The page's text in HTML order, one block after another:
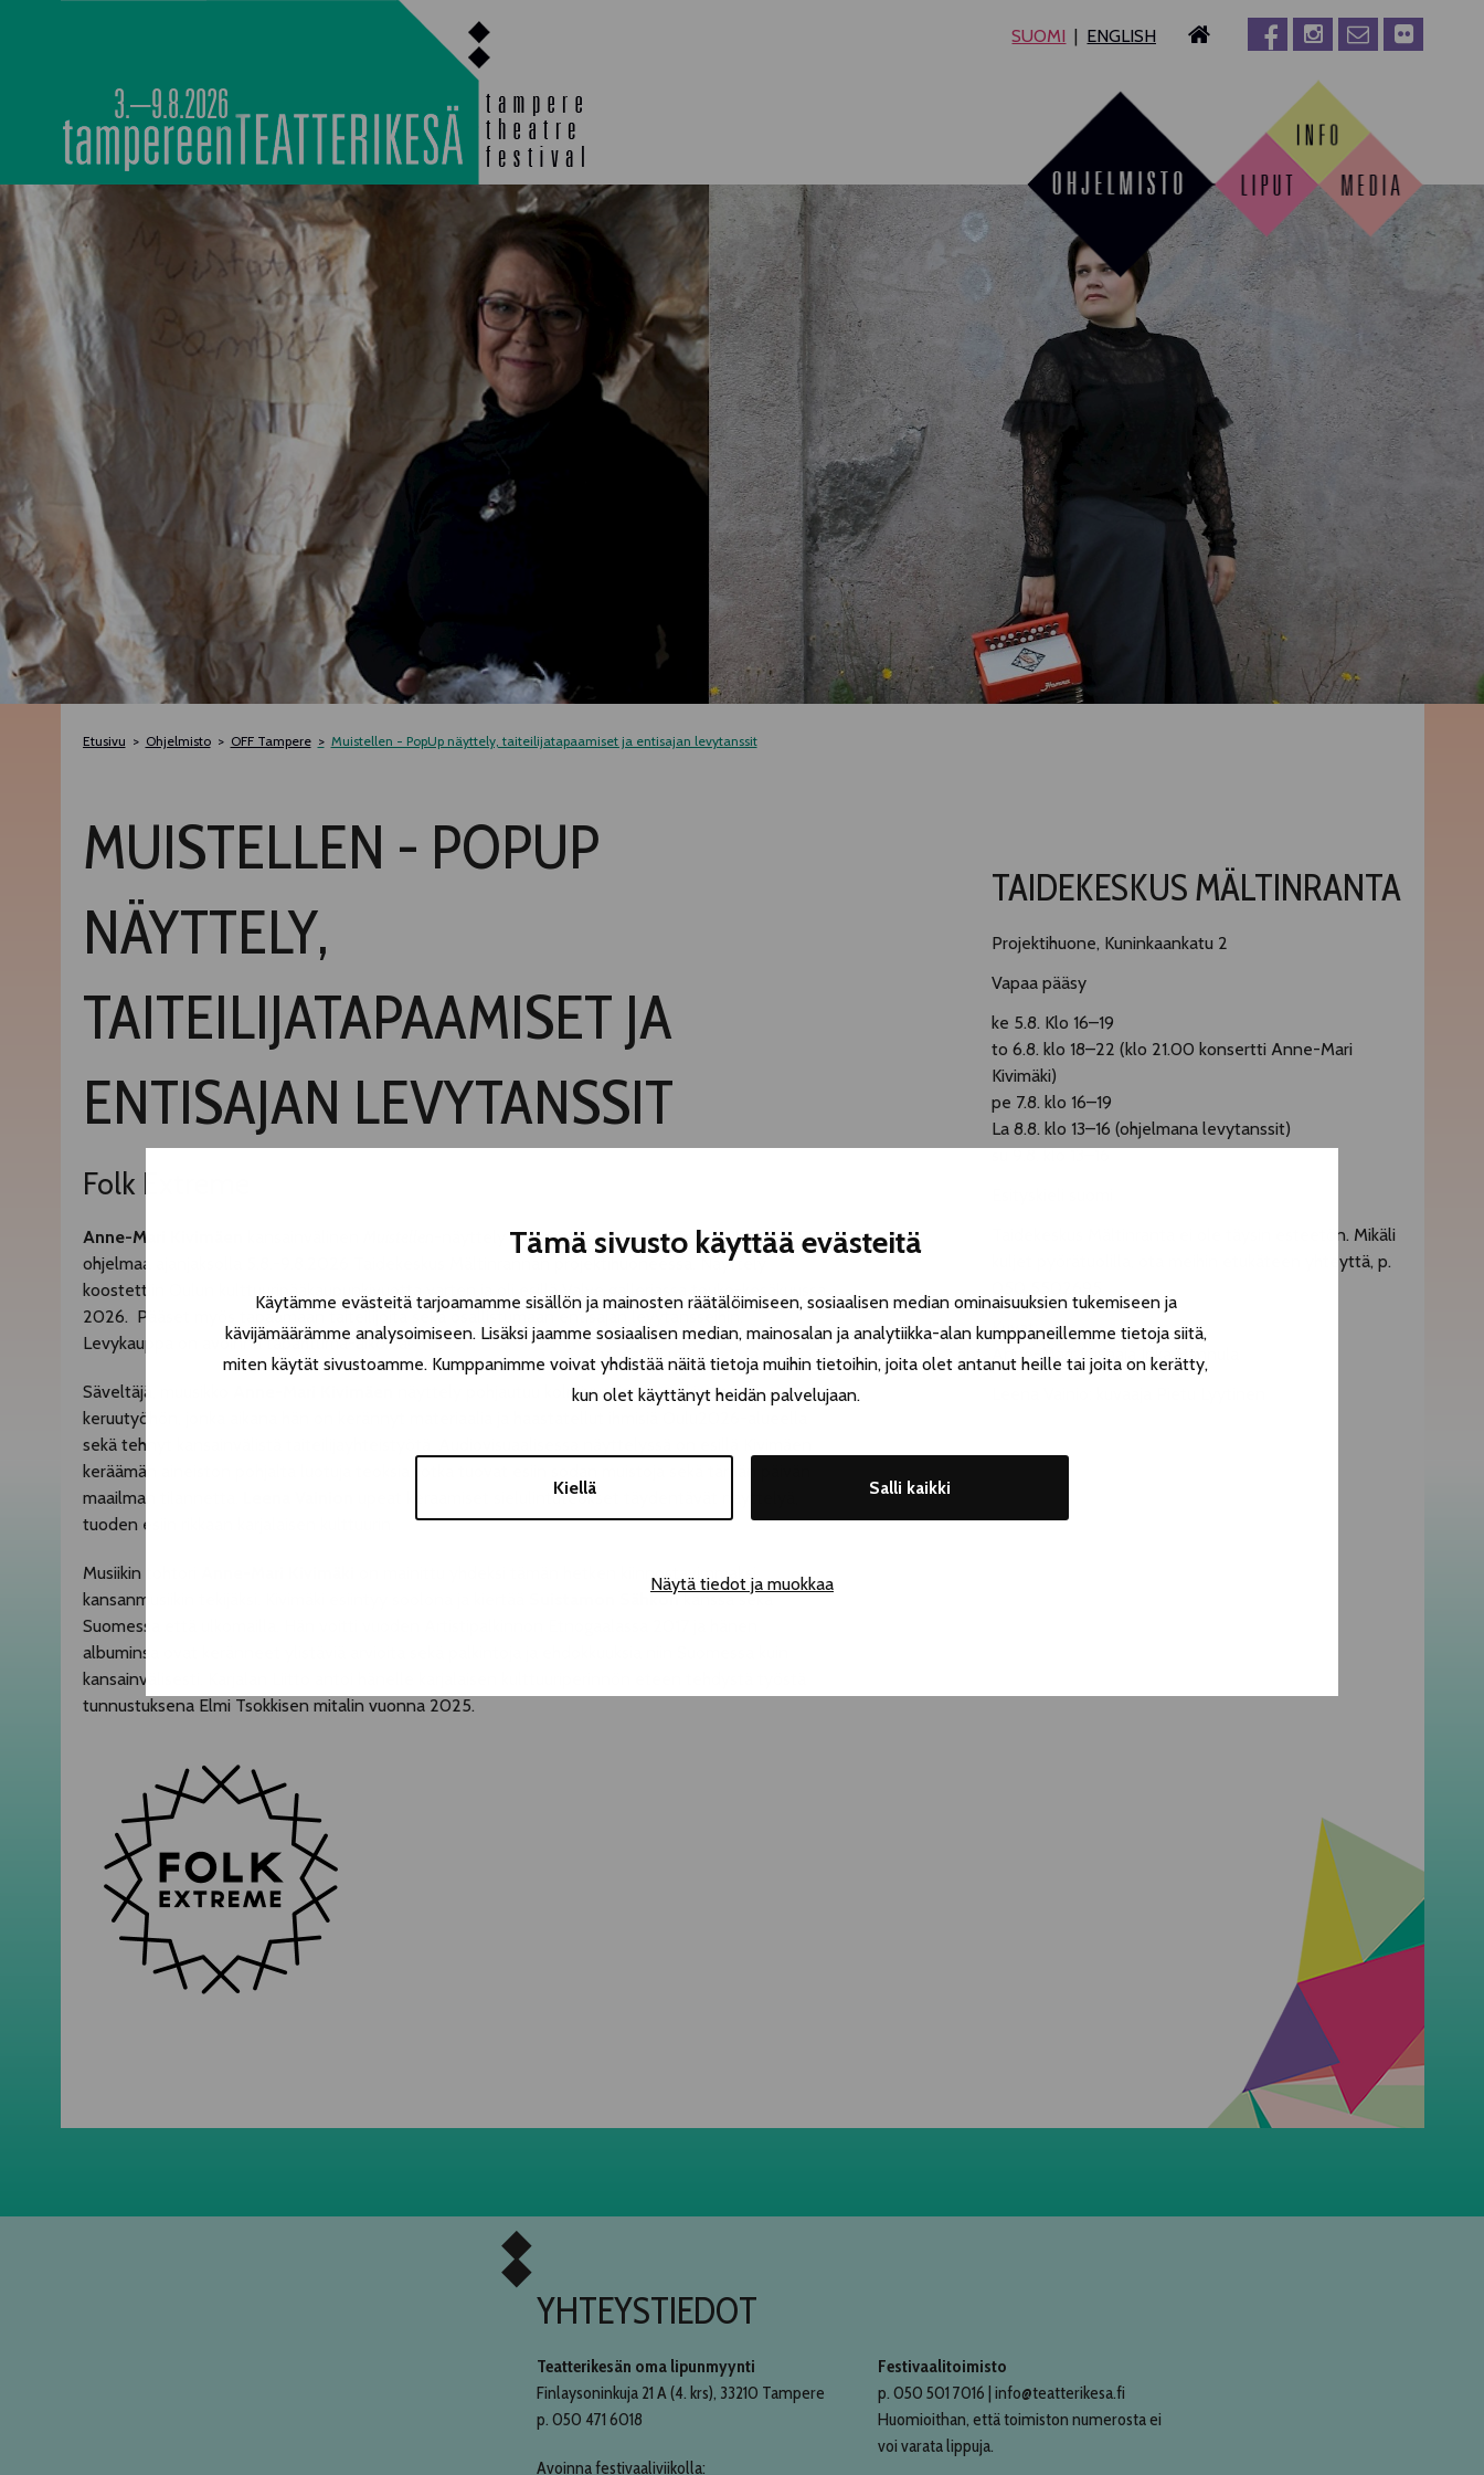
Tämä sivusto käyttää evästeitä
Käytämme evästeitä tarjoamamme sisällön ja mainosten räätälöimiseen, sosiaalisen median ominaisuuksien tukemiseen ja
kävijämäärämme analysoimiseen. Lisäksi jaamme sosiaalisen median, mainosalan ja analytiikka-alan kumppaneillemme tietoja siitä,
miten käytät sivustoamme. Kumppanimme voivat yhdistää näitä tietoja muihin tietoihin, joita olet antanut heille tai joita on kerätty,
kun olet käyttänyt heidän palvelujaan.
Kiellä Salli kaikki
Näytä tiedot ja muokkaa
SUOMI ENGLISH
3.–9.8.2026
PÄÄOHJELMISTO TELTTALAB OFF TAMPERE
TAPAHTUMIEN YÖ MUU OHJELMISTO
Etusivu Ohjelmisto OFF Tampere Muistellen - PopUp näyttely, taiteilijatapaamiset ja entisajan levytanssit
MUISTELLEN - POPUP
NÄYTTELY,
TAITEILIJATAPAAMISET JA
ENTISAJAN LEVYTANSSIT
Folk Extreme
Anne-Mari Kivimäen
-näyttely on koettavissa osana Teatterikesän OFF-
ohjelmaa ajanjaksolla 5.8.-9.8.2026 Taidekeskus Mältinrannan projektihuoneessa. Näyttely
koostettiin Oulun kulttuuripääkaupunkivuotta varten ja oli esillä Valve galleriassa touko-kesäkuussa
2026. Pääset myös tapaamaan taiteilijoita sekä osallistumaan entisajan levytansseihin.
Levykauppa on avoinna tapahtuma-aikoina!
Säveltäjä, muusikko
näyttely pohjautuu kolmivuotiseen tutkimus- ja
keruutyöhön, jonka aikana hän on kerännyt materiaalia ja haastatellut ihmisiä Oulu2026-alueella
sekä tehnyt kansainvälistä taiteilijayhteistyötä. Audiovisuaalisessa näyttelyssä on esillä Kivimäen
keräämän aineiston pohjalta luotuja teoksia, jotka tuovat esiin sodan muistoja sekä tämän päivän
maailman tilannetta.
upeat keraamiset sielulintuteokset täydentävät näyttelyä,
tuoden esiin rikkaan karjalaisen kulttuurin.
Musiikin tohtori
on mainittu yhdeksi tämän hetken kiinnostavimmaksi
kansanmusiikin tekijäksi. Kivimäki esiintyy soolona ja kiertää
Suistamon Sähkönkanssa sekä
Suomessa että ulkomailla. Hän voitti vuoden Artistipalkinnon Etnogaalassa 2017 ja hänen
albuminsa ovat keränneet ylistäviä arvioita sekä palkintoja ja ehdokkuuksia niin Suomessa kuin
kansainvälisesti. Karjalan Liitto antoi hänelle karjalaisen kulttuuriperinnön eteen tehdystä työstä
tunnustuksena Elmi Tsokkisen mitalin vuonna 2025.
TAIDEKESKUS MÄLTINRANTA
Projektihuone, Kuninkaankatu 2
Vapaa pääsy
ke 5.8. Klo 16–19
to 6.8. klo 18–22 (klo 21.00 konsertti Anne-Mari
Kivimäki)
pe 7.8. klo 16–19
La 8.8. klo 13–16 (ohjelmana levytanssit)
su 9.8. klo 13–16
Taidekeskus Mältinranta ei ole täysin esteetön. Mikäli
kuljet pyörätuolilla, ota meihin etukäteen yhteyttä, p.
Kuvat:
Anne-Mari: kuvaaja Inka Hannula
YHTEYSTIEDOT
Teatterikesän oma lipunmyynti
Finlaysoninkuja 21 A (4. krs), 33210 Tampere
p. 050 471 6018
Avoinna festivaaliviikolla:
Festivaalitoimisto
p. 050 501 7016 | info@teatterikesa.fi
Huomioithan, että toimiston numerosta ei
voi varata lippuja.